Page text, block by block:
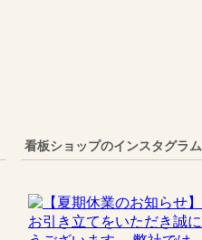
看板ショップのインスタグラム